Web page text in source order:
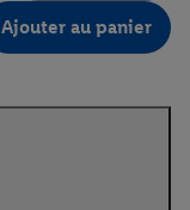
Ajouter au panier